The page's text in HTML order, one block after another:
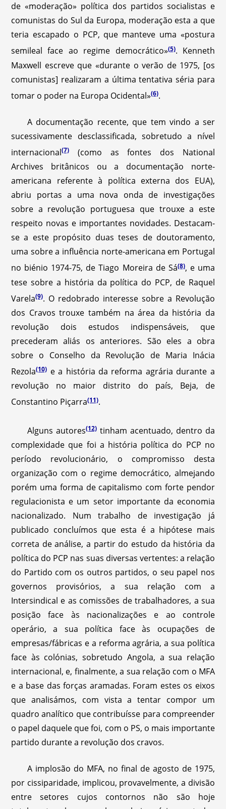
de «moderação» política dos partidos socialistas e
comunistas do Sul da Europa, moderação esta a que
teria escapado o PCP, que manteve uma «postura
semileal face ao regime democrático»(5). Kenneth
Maxwell escreve que «durante o verão de 1975, [os
comunistas] realizaram a última tentativa séria para
tomar o poder na Europa Ocidental»(6).
A documentação recente, que tem vindo a ser
sucessivamente desclassificada, sobretudo a nível
internacional(7)
(como as fontes dos National
Archives britânicos ou a documentação norte-
americana referente à política externa dos EUA),
abriu portas a uma nova onda de investigações
sobre a revolução portuguesa que trouxe a este
respeito novas e importantes novidades. Destacam-
se a este propósito duas teses de doutoramento,
uma sobre a influência norte-americana em Portugal
no biénio 1974-75, de Tiago Moreira de Sá(8), e uma
tese sobre a história da política do PCP, de Raquel
Varela(9). O redobrado interesse sobre a Revolução
dos Cravos trouxe também na área da história da
revolução dois estudos indispensáveis, que
precederam aliás os anteriores. São eles a obra
sobre o Conselho da Revolução de Maria Inácia
Rezola(10) e a história da reforma agrária durante a
revolução no maior distrito do país, Beja, de
Constantino Piçarra(11).
Alguns autores(12) tinham acentuado, dentro da
complexidade que foi a história política do PCP no
período revolucionário, o compromisso desta
organização com o regime democrático, almejando
porém uma forma de capitalismo com forte pendor
regulacionista e um setor importante da economia
nacionalizado. Num trabalho de investigação já
publicado concluímos que esta é a hipótese mais
correta de análise, a partir do estudo da história da
política do PCP nas suas diversas vertentes: a relação
do Partido com os outros partidos, o seu papel nos
governos provisórios, a sua relação com a
Intersindical e as comissões de trabalhadores, a sua
posição face às nacionalizações e ao controle
operário, a sua política face às ocupações de
empresas/fábricas e a reforma agrária, a sua política
face às colónias, sobretudo Angola, a sua relação
internacional, e, finalmente, a sua relação com o MFA
e a base das forças aramadas. Foram estes os eixos
que analisámos, com vista a tentar compor um
quadro analítico que contribuísse para compreender
o papel daquele que foi, com o PS, o mais importante
partido durante a revolução dos cravos.
A implosão do MFA, no final de agosto de 1975,
por cissiparidade, implicou, provavelmente, a divisão
entre setores cujos contornos não são hoje